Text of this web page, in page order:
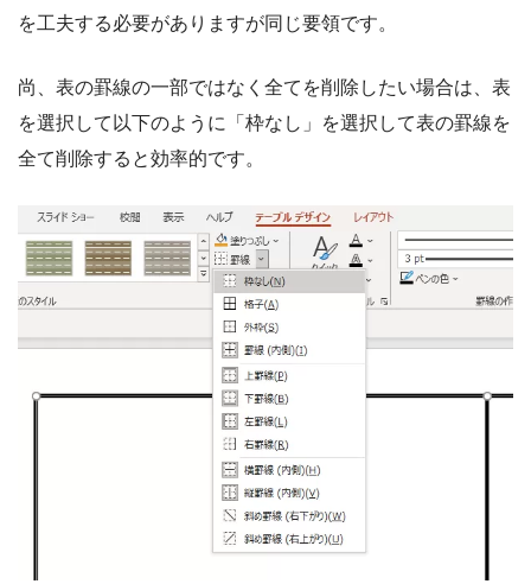
を工夫する必要がありますが同じ要領です。
尚、表の罫線の一部ではなく全てを削除したい場合は、表
を選択して以下のように「枠なし」を選択して表の罫線を
全て削除すると効率的です。